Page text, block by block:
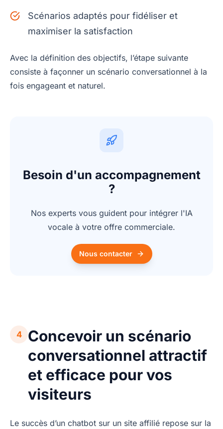
Scénarios adaptés pour fidéliser et
maximiser la satisfaction
Avec la définition des objectifs, l’étape suivante
consiste à façonner un scénario conversationnel à la
fois engageant et naturel.
Besoin d'un accompagnement
?
Nos experts vous guident pour intégrer l'IA
vocale à votre offre commerciale.
Nous contacter
4
Concevoir un scénario
conversationnel attractif
et efficace pour vos
visiteurs
Le succès d’un chatbot sur un site affilié repose sur la